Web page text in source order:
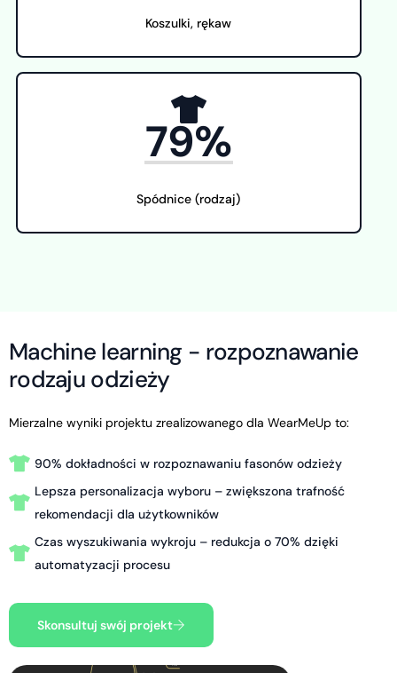
Koszulki, rękaw
79%
Spódnice (rodzaj)
Machine learning - rozpoznawanie
rodzaju odzieży
Mierzalne wyniki projektu zrealizowanego dla WearMeUp to:
90% dokładności w rozpoznawaniu fasonów odzieży
Lepsza personalizacja wyboru – zwiększona trafność
rekomendacji dla użytkowników
Czas wyszukiwania wykroju – redukcja o 70% dzięki
automatyzacji procesu
Skonsultuj swój projekt